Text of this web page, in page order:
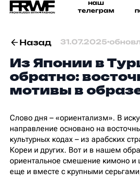
наш
телеграм
Назад 31.07.2025•
Из Японии в
обратно:
мотивы в
Слово дня – «ориентализм». В
направление основано на
культурных кодах – из арабских
Кореи и других. Вот и в нашем
ориентальное смешение кимоно и
еще и вместе с крупными